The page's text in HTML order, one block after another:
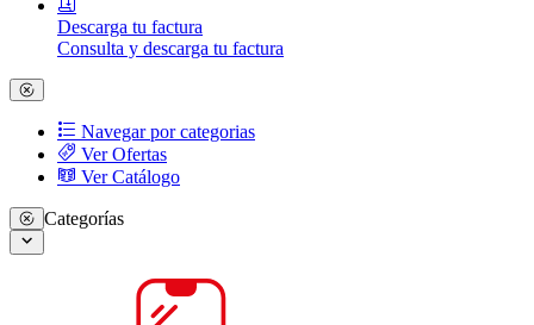
Descarga tu factura
Consulta y descarga tu factura
Navegar por categorias
Ver Ofertas
Ver Catálogo
Categorías